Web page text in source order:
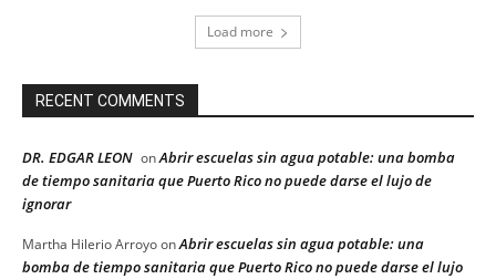
Load more
RECENT COMMENTS
DR. EDGAR LEON onAbrir escuelas sin agua potable: una bomba
de tiempo sanitaria que Puerto Rico no puede darse el lujo de
ignorar
Martha Hilerio ArroyoonAbrir escuelas sin agua potable: una
bomba de tiempo sanitaria que Puerto Rico no puede darse el lujo